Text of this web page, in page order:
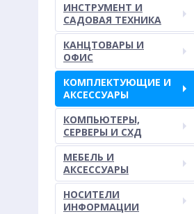
ИНСТРУМЕНТ И
САДОВАЯ ТЕХНИКА
КАНЦТОВАРЫ И
ОФИС
КОМПЛЕКТУЮЩИЕ И
АКСЕССУАРЫ
КОМПЬЮТЕРЫ,
СЕРВЕРЫ И СХД
МЕБЕЛЬ И
АКСЕССУАРЫ
НОСИТЕЛИ
ИНФОРМАЦИИ